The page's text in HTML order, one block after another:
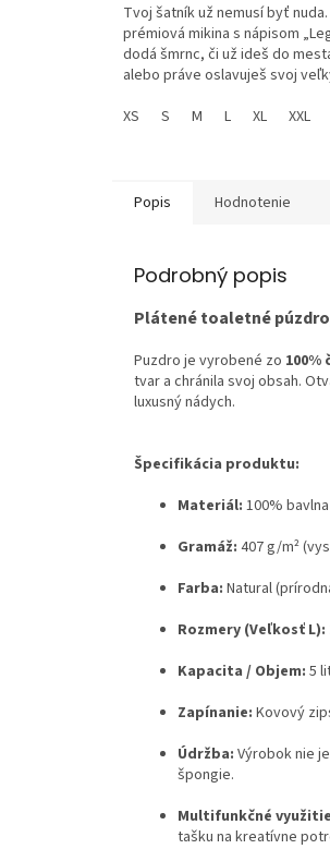
Tvoj šatník už nemusí byť
prémiová mikina s nápisom
dodá šmrnc, či už ideš do
alebo práve oslavuješ svoj
XS
S M L XL XXL
Popis Hodnotenie
Podrobný popis
Plátené toaletné
Puzdro je vyrobené zo 100%
tvar a chránila svoj obsah.
luxusný nádych.
Špecifikácia produktu:
Materiál: 100%
Gramáž: 407 g/m²
Farba: Natural
Rozmery (Veľkosť L):
Kapacita / Objem: 5
Zapínanie: Kovový
Údržba: Výrobok nie
špongie.
Multifunkčné
tašku na kreatívne